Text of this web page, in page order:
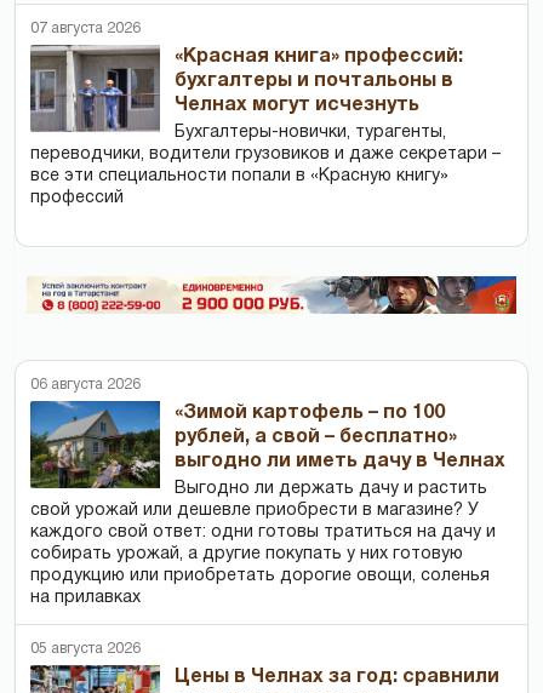
07 августа 2026
«Красная книга» профессий:
бухгалтеры и почтальоны в
Челнах могут исчезнуть
Бухгалтеры-новички, тур­агенты,
переводчики, водители грузовиков и даже секретари –
все эти специальности попали в «Красную книгу»
профессий
06 августа 2026
«Зимой картофель – по 100
рублей, а свой – бесплатно»
выгодно ли иметь дачу в Челнах
Выгодно ли держать дачу и растить
свой урожай или дешевле приобрести в магазине? У
каждого свой ответ: одни готовы тратиться на дачу и
собирать урожай, а другие покупать у них готовую
продукцию или приобретать дорогие овощи, соленья
на прилавках
05 августа 2026
Цены в Челнах за год: сравнили